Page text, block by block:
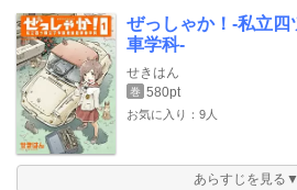
ぜっしゃか！‐私立
車学科‐
せきはん
巻 580pt
お気に入り：9人
あらすじを見る▼